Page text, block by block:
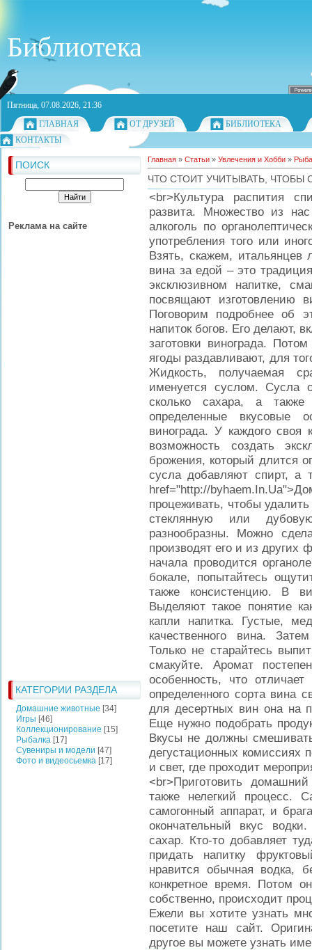
Библиотека
Пятница, 07.08.2026, 21:36
ГЛАВНАЯ
ОТ ДРУЗЕЙ
БИБЛИОТЕКА
КОНТАКТЫ
ПОИСК
Реклама на сайте
КАТЕГОРИИ РАЗДЕЛА
Домашние животные [34]
Игры [46]
Коллекционирование [15]
Рыбалка [17]
Сувениры и модели [47]
Фото и видеосьемка [17]
Главная » Статьи » Увлечения и Хобби »
ЧТО СТОИТ УЧИТЫВАТЬ, ЧТОБЫ
<br>Культура распития
развита. Множество из
алкоголь по
употребления того или
Взять, скажем,
вина за едой – это
эксклюзивном напитке,
посвящают изготовлению
Поговорим подробнее об
напиток богов. Его делают,
заготовки винограда.
ягоды раздавливают, для
Жидкость, получаемая
именуется суслом. Сусла
сколько сахара, а
определенные вкусовые
винограда. У каждого своя
возможность создать
брожения, который длится
сусла добавляют спирт, а
href="http://
процеживать, чтобы
стеклянную или
разнообразны. Можно
производят его и из других
начала проводится
бокале, попытайтесь
также консистенцию. В
Выделяют такое понятие
капли напитка. Густые,
качественного вина.
Только не старайтесь
смакуйте. Аромат
особенность, что
определенного сорта вина
для десертных вин она на
Еще нужно подобрать
Вкусы не должны
дегустационных комиссиях
и свет, где проходит
<br>Приготовить
также нелегкий процесс.
самогонный аппарат, и
окончательный вкус
сахар. Кто-то добавляет
придать напитку
нравится обычная водка,
конкретное время. Потом
собственно, происходит
Ежели вы хотите узнать
посетите наш сайт.
другое вы можете узнать